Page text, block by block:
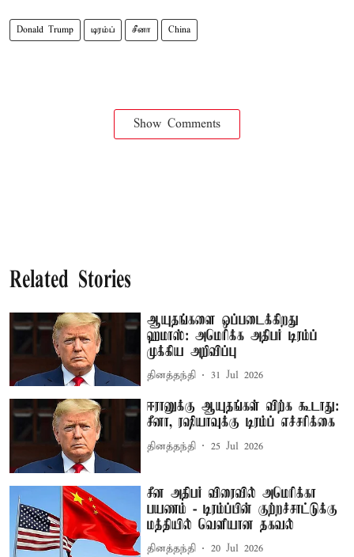
Donald Trump டிரம்ப் சீனா China
Show Comments
Related Stories
ஆயுதங்களை ஒப்படைக்கிறது
ஹமாஸ்: அமெரிக்க அதிபர் டிரம்ப்
முக்கிய அறிவிப்பு
தினத்தந்தி 31 Jul 2026
ஈரானுக்கு ஆயுதங்கள் விற்க கூடாது:
சீனா, ரஷியாவுக்கு டிரம்ப் எச்சரிக்கை
தினத்தந்தி 25 Jul 2026
சீன அதிபர் விரைவில் அமெரிக்கா
பயணம் - டிரம்ப்பின் குற்றச்சாட்டுக்கு
மத்தியில் வெளியான தகவல்
தினத்தந்தி 20 Jul 2026